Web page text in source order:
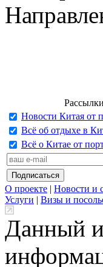
Рассылки
Новости Китая от
Всё об отдыхе в
Всё о Китае от
О проекте | Новости и
Услуги | Визы и
Данный